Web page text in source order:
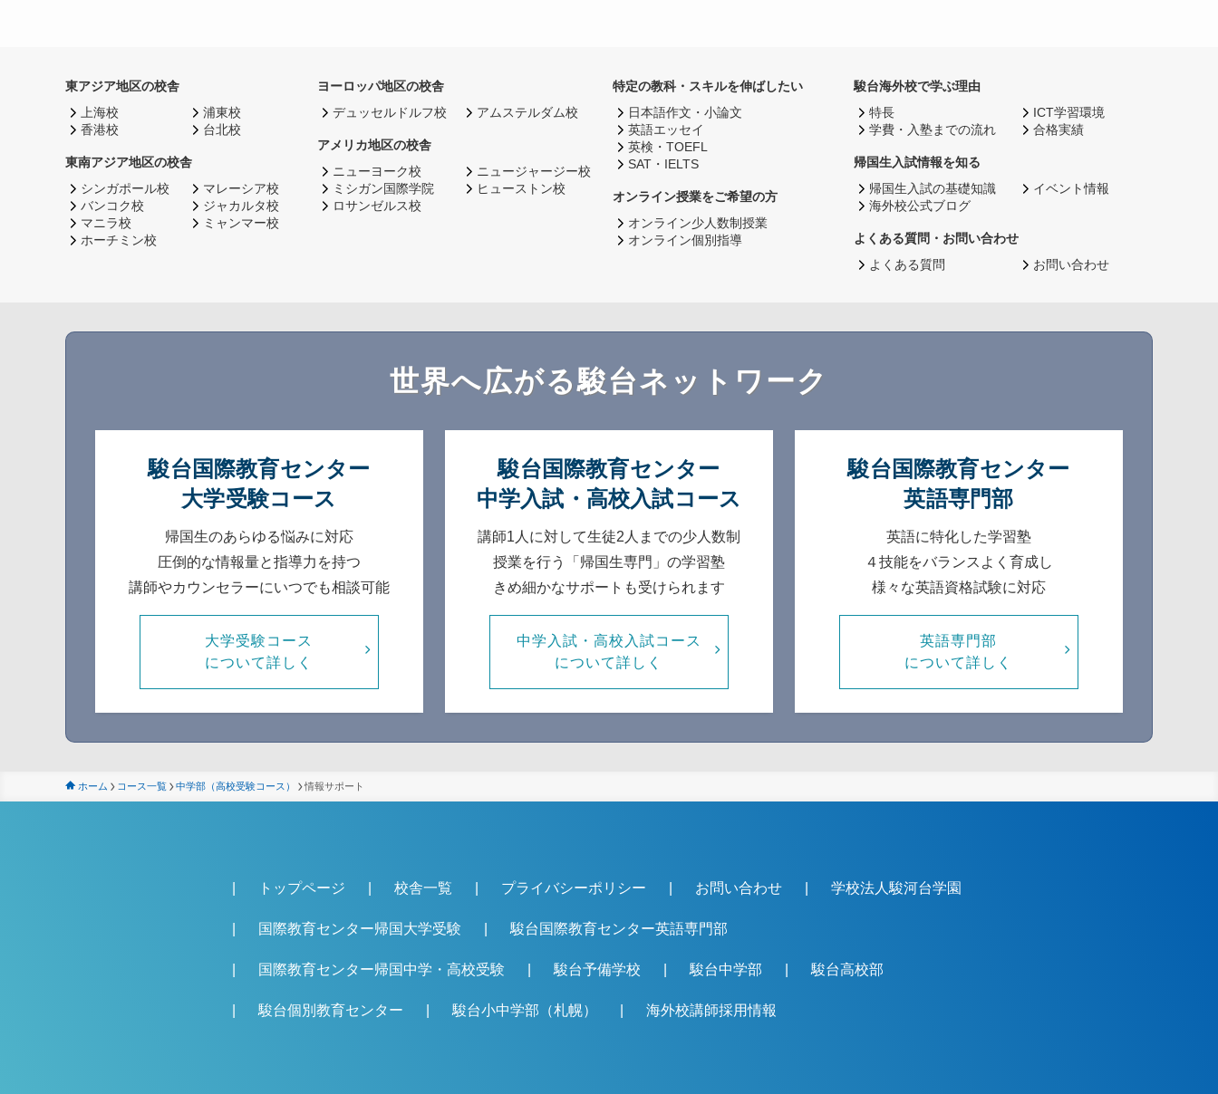
東アジア地区の校舎
上海校
香港校
浦東校
台北校
東南アジア地区の校舎
シンガポール校
バンコク校
マニラ校
ホーチミン校
マレーシア校
ジャカルタ校
ミャンマー校
ヨーロッパ地区の校舎
デュッセルドルフ校
アムステルダム校
アメリカ地区の校舎
ニューヨーク校
ミシガン国際学院
ロサンゼルス校
ニュージャージー校
ヒューストン校
特定の教科・スキルを伸ばしたい
日本語作文・小論文
英語エッセイ
英検・TOEFL
SAT・IELTS
オンライン授業をご希望の方
オンライン少人数制授業
オンライン個別指導
駿台海外校で学ぶ理由
特長
学費・入塾までの流れ
ICT学習環境
合格実績
帰国生入試情報を知る
帰国生入試の基礎知識
海外校公式ブログ
イベント情報
よくある質問・お問い合わせ
よくある質問
お問い合わせ
世界へ広がる駿台ネットワーク
駿台国際教育センター
大学受験コース
帰国生のあらゆる悩みに対応
圧倒的な情報量と指導力を持つ
講師やカウンセラーにいつでも相談可能
大学受験コース
について詳しく
駿台国際教育センター
中学入試・高校入試コース
講師1人に対して生徒2人までの少人数制
授業を行う「帰国生専門」の学習塾
きめ細かなサポートも受けられます
中学入試・高校入試コース
について詳しく
駿台国際教育センター
英語専門部
英語に特化した学習塾
４技能をバランスよく育成し
様々な英語資格試験に対応
英語専門部
について詳しく
ホーム コース一覧 中学部（高校受験コース） 情報サポート
トップページ 校舎一覧 プライバシーポリシー お問い合わせ 学校法人駿河台学園
国際教育センター帰国大学受験 駿台国際教育センター英語専門部
国際教育センター帰国中学・高校受験 駿台予備学校 駿台中学部 駿台高校部
駿台個別教育センター 駿台小中学部（札幌） 海外校講師採用情報